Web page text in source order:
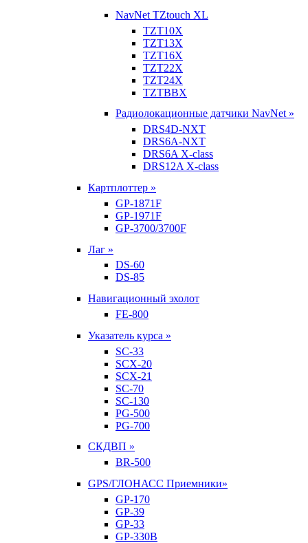
NavNet TZtouch XL
TZT10X
TZT13X
TZT16X
TZT22X
TZT24X
TZTBBX
Радиолокационные датчики NavNet »
DRS4D-NXT
DRS6A-NXT
DRS6A X-class
DRS12A X-class
Картплоттер »
GP-1871F
GP-1971F
GP-3700/3700F
Лаг »
DS-60
DS-85
Навигационный эхолот
FE-800
Указатель курса »
SC-33
SCX-20
SCX-21
SC-70
SC-130
PG-500
PG-700
СКДВП »
BR-500
GPS/ГЛОНАСС Приемники»
GP-170
GP-39
GP-33
GP-330B